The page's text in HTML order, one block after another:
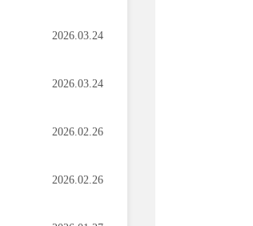
2026.03.24
2026.03.24
2026.02.26
2026.02.26